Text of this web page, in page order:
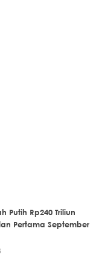
Putih Rp240 Triliun
Pertama September